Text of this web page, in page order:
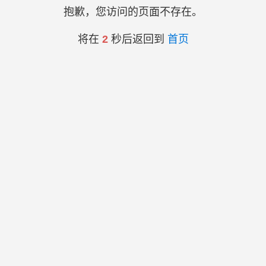
抱歉，您访问的页面不存在。
将在 2秒后返回到 首页